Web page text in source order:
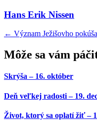
Hans Erik Nissen
← Význam Ježišovho
Môže sa vám
Skrýša – 16. október
Deň veľkej radosti – 19.
Život, ktorý sa oplatí žiť –